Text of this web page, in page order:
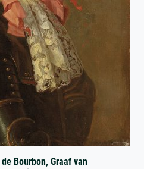
Bourbon, Graaf van